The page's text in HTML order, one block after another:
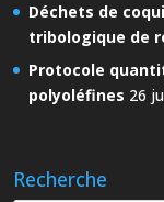
Déchets de
tribologique de
Protocole
polyoléfines 26
Recherche